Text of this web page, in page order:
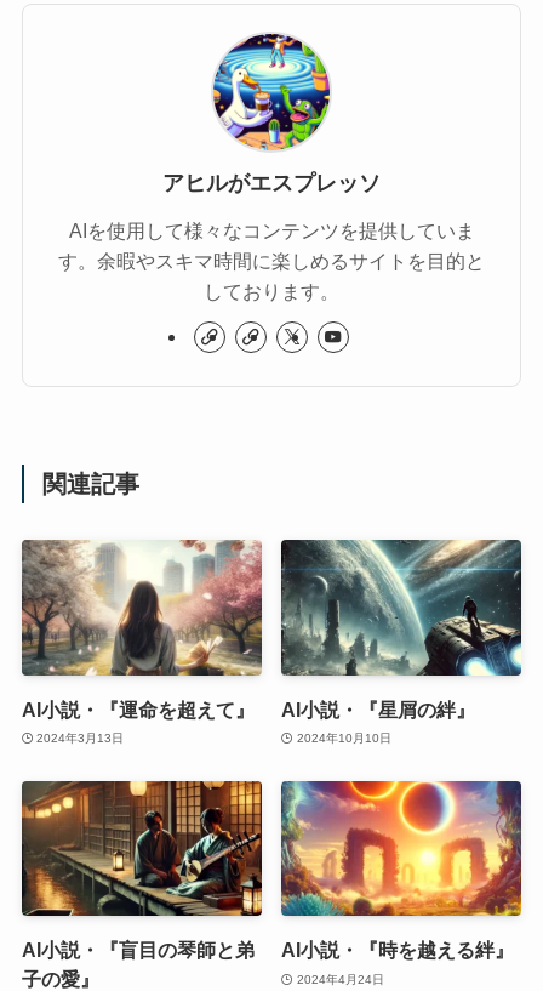
アヒルがエスプレッソ
AIを使用して様々なコンテンツを提供していま
す。余暇やスキマ時間に楽しめるサイトを目的と
しております。
関連記事
AI小説・『運命を超えて』
2024年3月13日
AI小説・『星屑の絆』
2024年10月10日
AI小説・『盲目の琴師と弟
子の愛』
AI小説・『時を越える絆』
2024年4月24日